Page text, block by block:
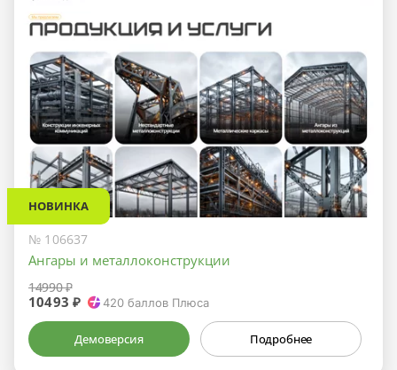
НОВИНКА
№ 106637
Ангары и металлоконструкции
14990 ₽
10493 ₽ 420 баллов Плюса
Демоверсия Подробнее